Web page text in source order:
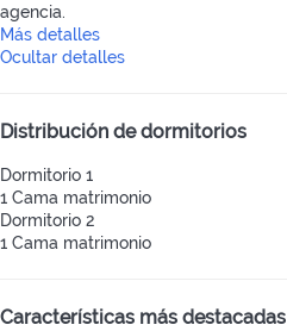
agencia.
Más detalles
Ocultar detalles
Distribución de dormitorios
Dormitorio 1
1 Cama matrimonio
Dormitorio 2
1 Cama matrimonio
Características más destacadas